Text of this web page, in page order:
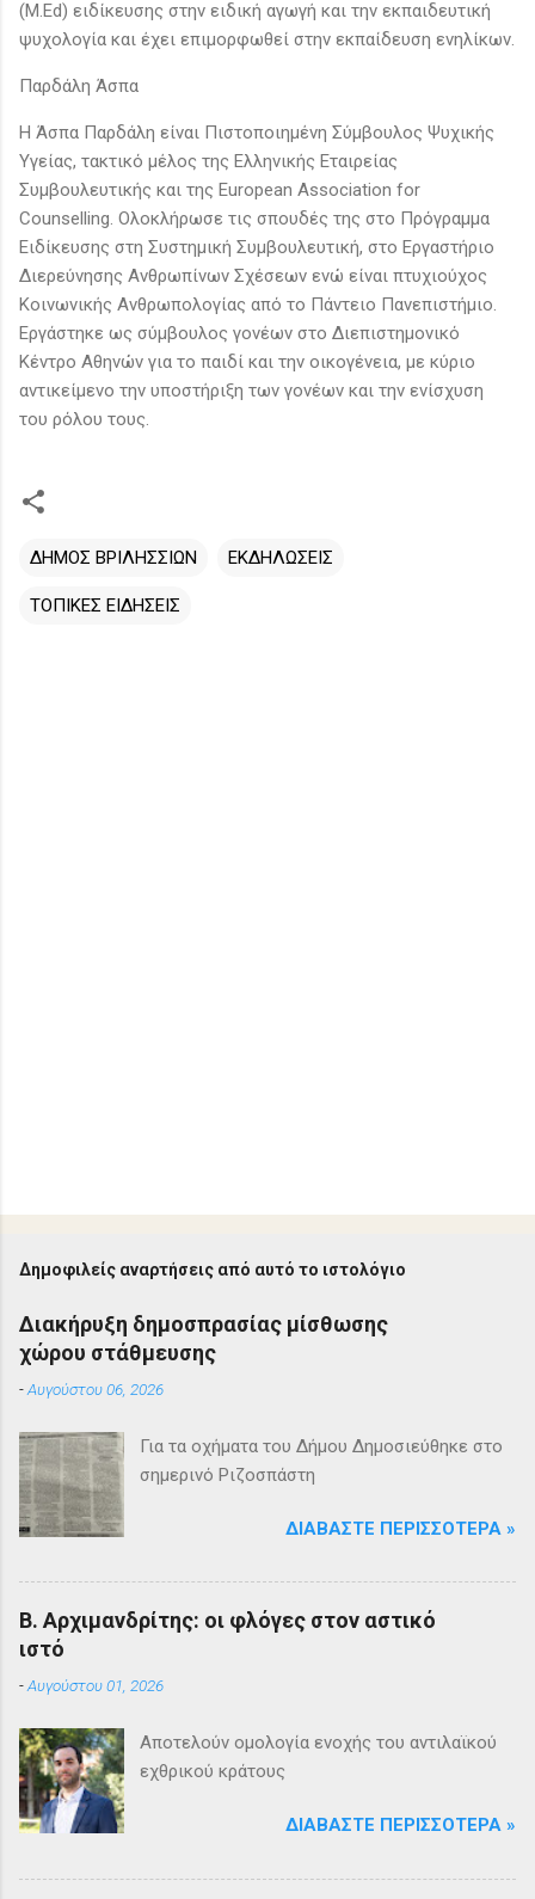
(M.Ed) ειδίκευσης στην ειδική αγωγή και την εκπαιδευτική
ψυχολογία και έχει επιμορφωθεί στην εκπαίδευση ενηλίκων.
Παρδάλη Άσπα
Η Άσπα Παρδάλη είναι Πιστοποιημένη Σύμβουλος Ψυχικής
Υγείας, τακτικό μέλος της Ελληνικής Εταιρείας
Συμβουλευτικής και της European Association for
Counselling. Ολοκλήρωσε τις σπουδές της στο Πρόγραμμα
Ειδίκευσης στη Συστημική Συμβουλευτική, στο Εργαστήριο
Διερεύνησης Ανθρωπίνων Σχέσεων ενώ είναι πτυχιούχος
Κοινωνικής Ανθρωπολογίας από το Πάντειο Πανεπιστήμιο.
Εργάστηκε ως σύμβουλος γονέων στο Διεπιστημονικό
Κέντρο Αθηνών για το παιδί και την οικογένεια, με κύριο
αντικείμενο την υποστήριξη των γονέων και την ενίσχυση
του ρόλου τους.
ΔΗΜΟΣ ΒΡΙΛΗΣΣΙΩΝ ΕΚΔΗΛΩΣΕΙΣ
ΤΟΠΙΚΕΣ ΕΙΔΗΣΕΙΣ
Δημοφιλείς αναρτήσεις από αυτό το ιστολόγιο
Διακήρυξη δημοσπρασίας μίσθωσης
χώρου στάθμευσης
-Αυγούστου 06, 2026
Για τα οχήματα του Δήμου Δημοσιεύθηκε στο
σημερινό Ριζοσπάστη
ΔΙΑΒΆΣΤΕ ΠΕΡΙΣΣΌΤΕΡΑ »
Β. Αρχιμανδρίτης: οι φλόγες στον αστικό
ιστό
-Αυγούστου 01, 2026
Αποτελούν ομολογία ενοχής του αντιλαϊκού
εχθρικού κράτους
ΔΙΑΒΆΣΤΕ ΠΕΡΙΣΣΌΤΕΡΑ »